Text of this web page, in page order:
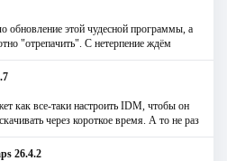
этой чудесной программы, а
"отрепачить". С нетерпение ждём
как все-таки настроить IDM, чтобы он
через короткое время. А то не раз
26.4.2